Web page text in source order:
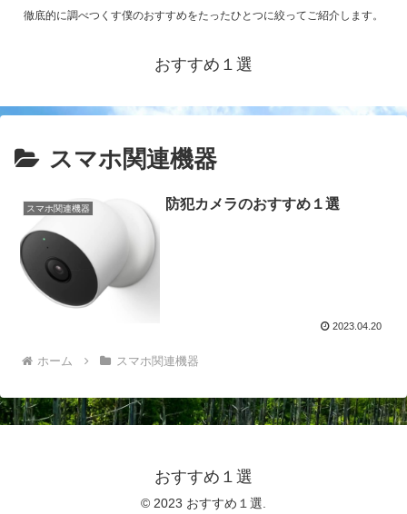
徹底的に調べつくす僕のおすすめをたったひとつに絞ってご紹介します。
おすすめ１選
スマホ関連機器
スマホ関連機器 防犯カメラのおすすめ１選
2023.04.20
ホーム スマホ関連機器
おすすめ１選
© 2023 おすすめ１選.